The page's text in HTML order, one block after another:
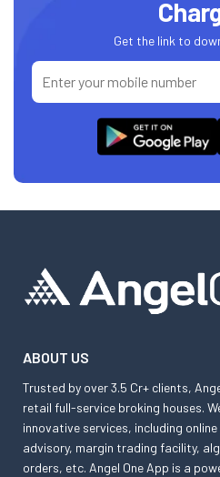
Get the link to
ABOUT US
Trusted by over 3.5 Cr+ clients,
retail full-service broking houses.
innovative services, including
advisory, margin trading facility,
orders, etc. Angel One App is a